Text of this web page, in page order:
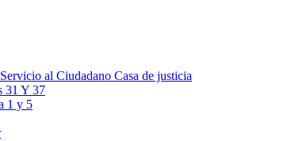
al Ciudadano Casa de justicia
31 Y 37
1 y 5